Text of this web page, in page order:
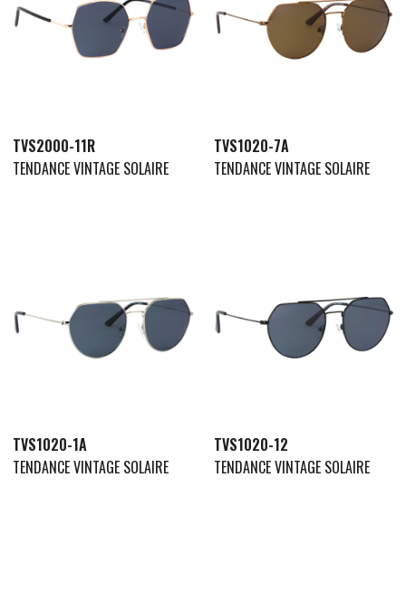
TVS2000-11R
TENDANCE VINTAGE SOLAIRE
TVS1020-7A
TENDANCE VINTAGE SOLAIRE
TVS1020-1A
TENDANCE VINTAGE SOLAIRE
TVS1020-12
TENDANCE VINTAGE SOLAIRE